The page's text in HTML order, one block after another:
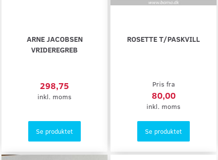
ARNE JACOBSEN
VRIDEREGREB
298,75
inkl. moms
Se produktet
ROSETTE T/PASKVILL
Pris fra
80,00
inkl. moms
Se produktet